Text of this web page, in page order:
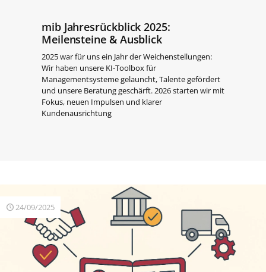
mib Jahresrückblick 2025:
Meilensteine & Ausblick
2025 war für uns ein Jahr der Weichenstellungen:
Wir haben unsere KI-Toolbox für
Managementsysteme gelauncht, Talente gefördert
und unsere Beratung geschärft. 2026 starten wir mit
Fokus, neuen Impulsen und klarer
Kundenausrichtung
24/09/2025